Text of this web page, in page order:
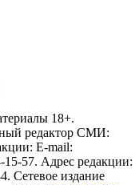
18+.
редактор СМИ:
E-mail:
57. Адрес редакции:
Сетевое издание